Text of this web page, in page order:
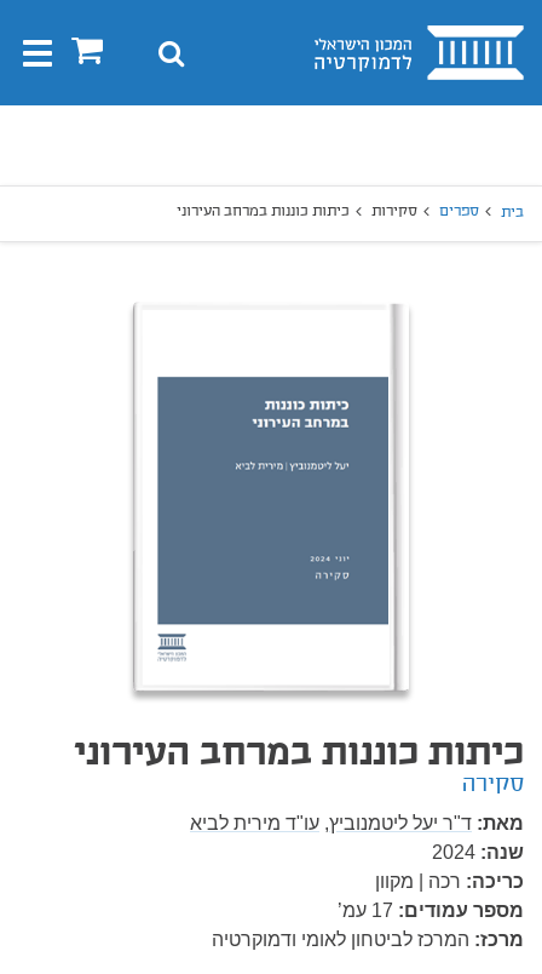
בית 0 חיפוש
בית ספרים סקירות כיתות כוננות במרחב העירוני
כיתות כוננות במרחב העירוני
סקירה
מאת: ד"ר יעל ליטמנוביץ, עו"ד מירית לביא
שנה: 2024
כריכה: רכה | מקוון
מספר עמודים: 17 עמ’
מרכז: המרכז לביטחון לאומי ודמוקרטיה